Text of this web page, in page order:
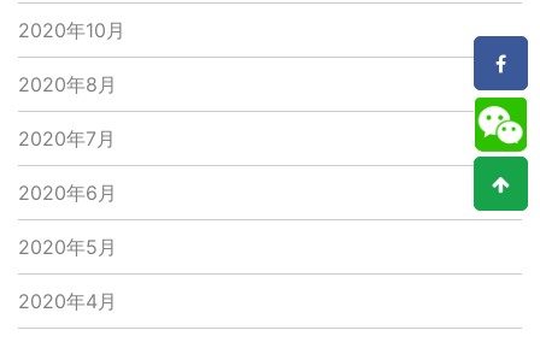
2020年10月
2020年8月
2020年7月
2020年6月
2020年5月
2020年4月